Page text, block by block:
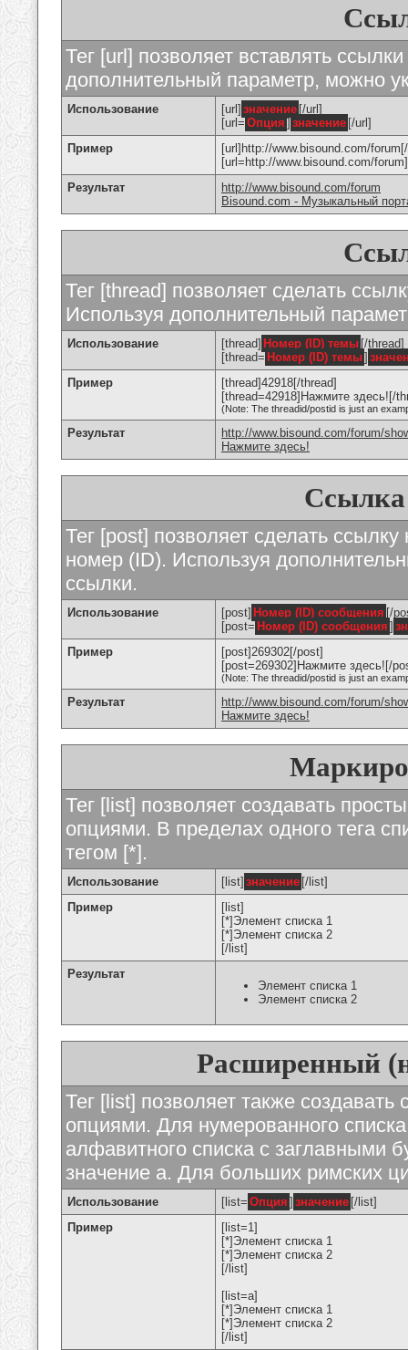
Тег [url] позволяет вставлять
дополнительный параметр, можно
Использование [url] значение [/url]
[url= Опция ] значение [/url]
Пример
[url]http://www.bisound.com/
[url=http://www.bisound.com/
Результат
http://www.bisound.com/forum
Bisound.com - Музыкальный
Тег [thread] позволяет сделать
Используя дополнительный
Использование [thread] Номер (ID) темы [/thread]
[thread= Номер (ID) темы]
Пример
[thread]42918[/thread]
[thread=42918]Нажмите здесь![/
(Note: The threadid/postid is just an
Результат
http://www.bisound.com/forum/
Нажмите здесь!
Ссылка
Тег [post] позволяет сделать
номер (ID). Используя
ссылки.
Использование [post] Номер (ID) сообщения [/
[post= Номер (ID) сообщения ]
Пример
[post]269302[/post]
[post=269302]Нажмите здесь![/
(Note: The threadid/postid is just an
Результат
http://www.bisound.com/forum/
Нажмите здесь!
Тег [list] позволяет создавать
опциями. В пределах одного тега
тегом [*].
Использование [list] значение [/list]
Пример
[list]
[*]Элемент списка 1
[*]Элемент списка 2
[/list]
Результат
Элемент списка 1
Элемент списка 2
Расширенный
Тег [list] позволяет также
опциями. Для нумерованного
алфавитного списка с заглавными
значение а. Для больших римских
Использование [list= Опция ] значение [/list]
Пример
[list=1]
[*]Элемент списка 1
[*]Элемент списка 2
[/list]
[list=a]
[*]Элемент списка 1
[*]Элемент списка 2
[/list]